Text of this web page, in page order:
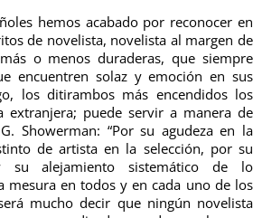
hemos acabado por reconocer en
de novelista, novelista al margen de
o menos duraderas, que siempre
encuentren solaz y emoción en sus
los ditirambos más encendidos los
extranjera; puede servir a manera de
Showerman: “Por su agudeza en la
de artista en la selección, por su
alejamiento sistemático de lo
mesura en todos y en cada uno de los
mucho decir que ningún novelista